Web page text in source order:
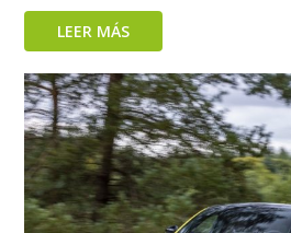
LEER MÁS